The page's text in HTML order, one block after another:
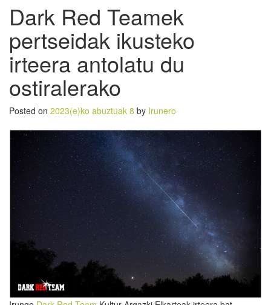
Dark Red Teamek
pertseidak ikusteko
irteera antolatu du
ostiralerako
Posted on 2023(e)ko abuztuak 8 by Irunero